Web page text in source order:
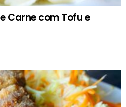
Carne com Tofu e